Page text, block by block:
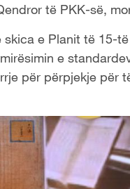
të PKK-së,
skica e Planit të 15-
e
për përpjekje për